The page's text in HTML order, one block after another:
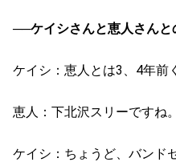
──ケイシさんと恵人さんと
ケイシ：恵人とは3、4年前
恵人：下北沢スリーですね。
ケイシ：ちょうど、バンド